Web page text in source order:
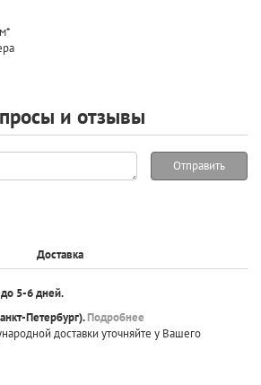
и отзывы
Отправить
Доставка
5-6 дней.
Петербург).Подробнее
доставки уточняйте у Вашего